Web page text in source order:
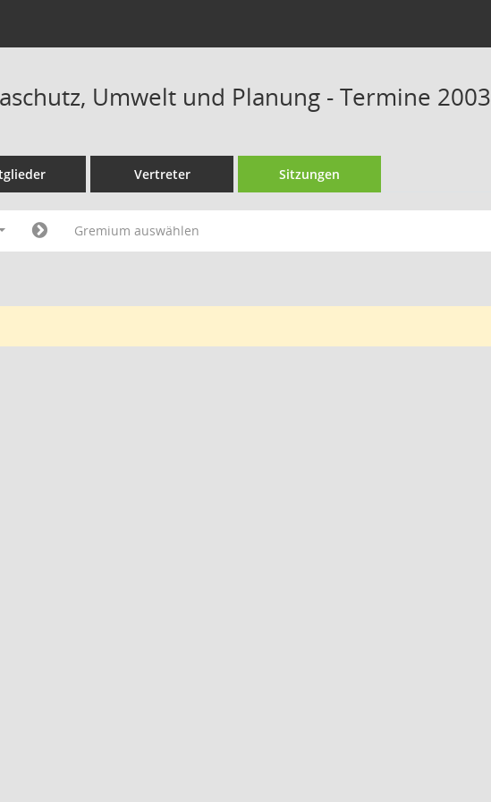
Umwelt und Planung - Termine 2003
Vertreter Sitzungen
Gremium auswählen